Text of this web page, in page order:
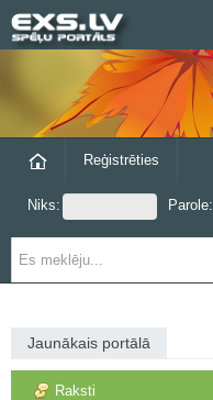
Reģistrēties
Niks: Parole:
Jaunākais portālā
Raksti